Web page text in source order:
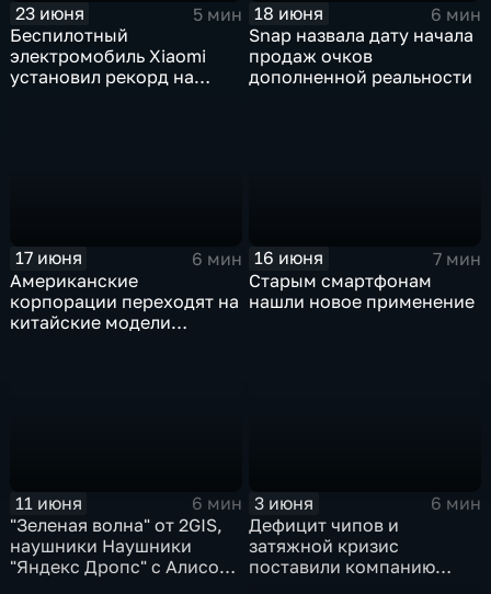
23 июня
5 мин
Беспилотный
электромобиль Xiaomi
установил рекорд на
18 июня
6 мин
Snap назвала дату начала
продаж очков
дополненной реальности
17 июня
6 мин
Американские
корпорации переходят на
китайские модели
16 июня
7 мин
Старым смартфонам
нашли новое применение
11 июня
6 мин
"Зеленая волна" от 2GIS,
наушники Наушники
"Яндекс Дропс" с Алисой
3 июня
6 мин
Дефицит чипов и
затяжной кризис
поставили компанию